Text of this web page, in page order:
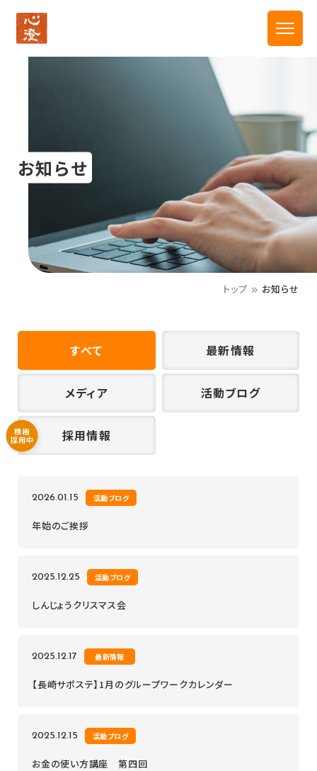
お知らせ
トップ お知らせ
すべて 最新情報
メディア 活動ブログ
採用情報
積極
採用中
2026.01.15 活動ブログ
年始のご挨拶
2025.12.25 活動ブログ
しんじょうクリスマス会
2025.12.17 最新情報
【長崎サポステ】1月のグループワークカレンダー
2025.12.15 活動ブログ
お金の使い方講座 第四回